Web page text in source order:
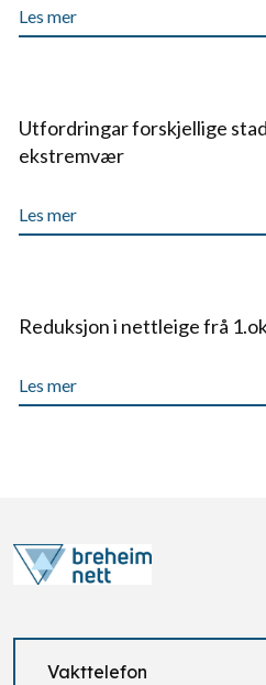
Les mer
Utfordringar forskjellige
ekstremvær
Les mer
Reduksjon i nettleige frå
Les mer
Vakttelefon